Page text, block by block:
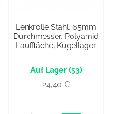
Lenkrolle Stahl, 65mm
Durchmesser, Polyamid
Lauffläche, Kugellager
(53)
24,40 €